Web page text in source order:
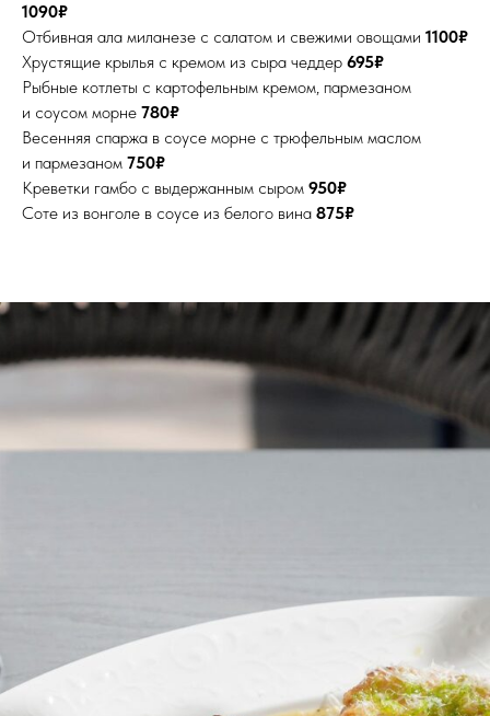
1090₽
Отбивная ала миланезе с салатом и свежими овощами 1100₽
Хрустящие крылья с кремом из сыра чеддер 695₽
Рыбные котлеты с картофельным кремом, пармезаном
и соусом морне 780₽
Весенняя спаржа в соусе морне с трюфельным маслом
и пармезаном 750₽
Креветки гамбо с выдержанным сыром 950₽
Соте из вонголе в соусе из белого вина 875₽